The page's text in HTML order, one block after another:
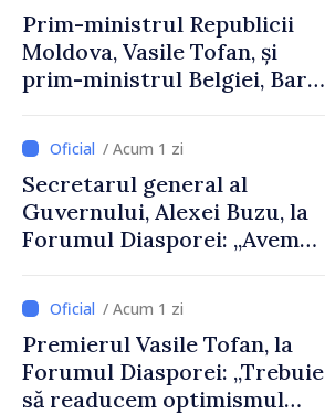
Prim-ministrul Republicii
Moldova, Vasile Tofan, și
prim-ministrul Belgiei, Bart
despre parcursul european
al Republicii Moldova.
/ Acum 1 zi
Secretarul general al
Guvernului, Alexei Buzu, la
Forumul Diasporei: „Avem
dumneavoastră pentru a
construi comunități mai
puternice”
/ Acum 1 zi
Premierul Vasile Tofan, la
Forumul Diasporei: „Trebuie
să readucem optimismul